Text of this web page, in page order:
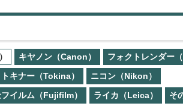
キヤノン（Canon）
フォクトレンダー
トキナー（Tokina）
ニコン（Nikon）
イルム（Fujifilm） ライカ（Leica） そ